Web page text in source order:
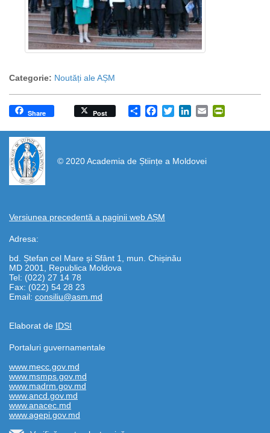
Categorie: Noutăți ale AȘM
Share
Share Post Facebook
TwitterLinkedIn
Email
© 2020 Academia de Științe a Moldovei
Versiunea precedentă a paginii web AȘM
Adresa:
bd. Ștefan cel Mare și Sfânt 1, mun. Chișinău
MD 2001, Republica Moldova
Tel: (022) 27 14 78
Fax: (022) 54 28 23
Email: consiliu@asm.md
Elaborat de IDSI
https://propletenie.ru/
Portaluri guvernamentale
www.mecc.gov.md
www.msmps.gov.md
www.madrm.gov.md
www.ancd.gov.md
www.anacec.md
www.agepi.gov.md